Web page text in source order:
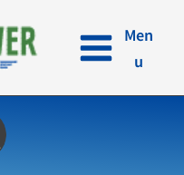
Men
u